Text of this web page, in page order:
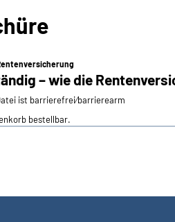
– wie die
ist barrierefrei⁄barrierearm
bestellbar.